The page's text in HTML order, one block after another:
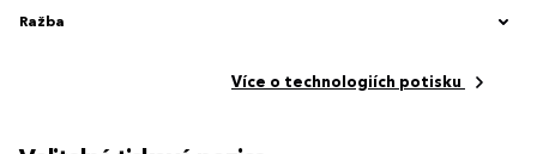
Ražba
Více o technologiích potisku